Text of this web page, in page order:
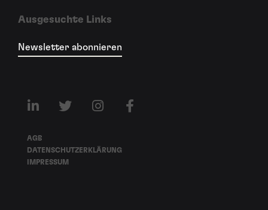
Ausgesuchte Links
Newsletter abonnieren
AGB
DATENSCHUTZERKLÄRUNG
IMPRESSUM